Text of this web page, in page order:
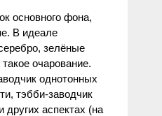
основного фона,
В идеале
зелёные
очарование.
однотонных
тэбби-заводчик
аспектах (на